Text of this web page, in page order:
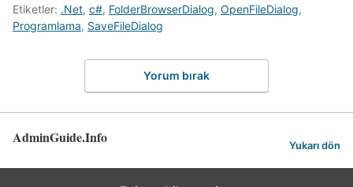
Etiketler: .Net, c#, FolderBrowserDialog, OpenFileDialog,
Programlama, SaveFileDialog
Yorum bırak
AdminGuide.Info Yukarı dön